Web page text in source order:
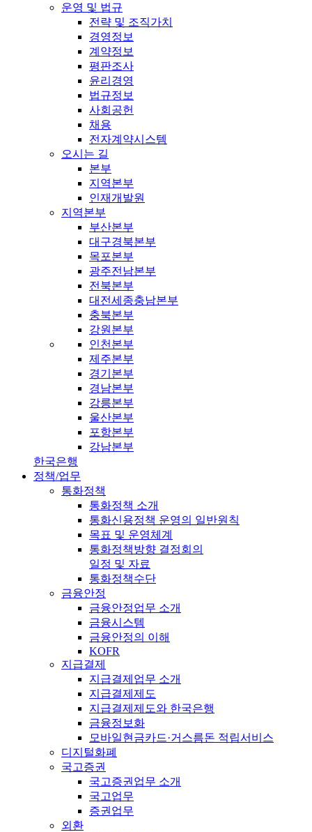
운영 및 법규
전략 및 조직가치
경영정보
계약정보
평판조사
윤리경영
법규정보
사회공헌
채용
전자계약시스템
오시는 길
본부
지역본부
인재개발원
지역본부
부산본부
대구경북본부
목포본부
광주전남본부
전북본부
대전세종충남본부
충북본부
강원본부
인천본부
제주본부
경기본부
경남본부
강릉본부
울산본부
포항본부
강남본부
한국은행
정책/업무
통화정책
통화정책 소개
통화신용정책 운영의 일반원칙
목표 및 운영체계
통화정책방향 결정회의
일정 및 자료
통화정책수단
금융안정
금융안정업무 소개
금융시스템
금융안정의 이해
KOFR
지급결제
지급결제업무 소개
지급결제제도
지급결제제도와 한국은행
금융정보화
모바일현금카드·거스름돈 적립서비스
디지털화폐
국고증권
국고증권업무 소개
국고업무
증권업무
외환